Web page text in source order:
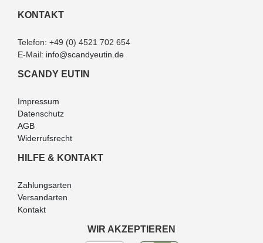
KONTAKT
Telefon: +49 (0) 4521 702 654
E-Mail: info@scandyeutin.de
SCANDY EUTIN
Impressum
Datenschutz
AGB
Widerrufsrecht
HILFE & KONTAKT
Zahlungsarten
Versandarten
Kontakt
WIR AKZEPTIEREN